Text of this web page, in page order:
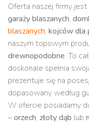
Oferta naszej firmy
garaży blaszanych,
blaszanych, kojców dla
naszym topowym
drewnopodobne. To
doskonale spełnia
prezentuje się na
dopasowany według
W ofercie posiadamy
–orzech, złoty dąb lub